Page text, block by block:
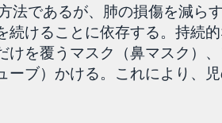
法であるが、肺の損傷を減ら
けることに依存する。持続的
を覆うマスク（鼻マスク）
ブ）かける。これにより、